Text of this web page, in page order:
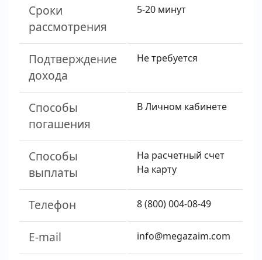
Сроки
рассмотрения
5-20 минут
Подтверждение
дохода
Не требуется
Способы
погашения
В Личном кабинете
Способы
выплаты
На расчетный счет
На карту
Телефон 8 (800) 004-08-49
E-mail info@megazaim.com